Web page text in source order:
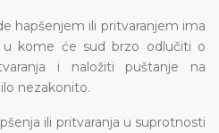
hapšenjem ili pritvaranjem ima
u kome će sud brzo odlučiti o
i naložiti puštanje na
nezakonito.
ili pritvaranja u suprotnosti